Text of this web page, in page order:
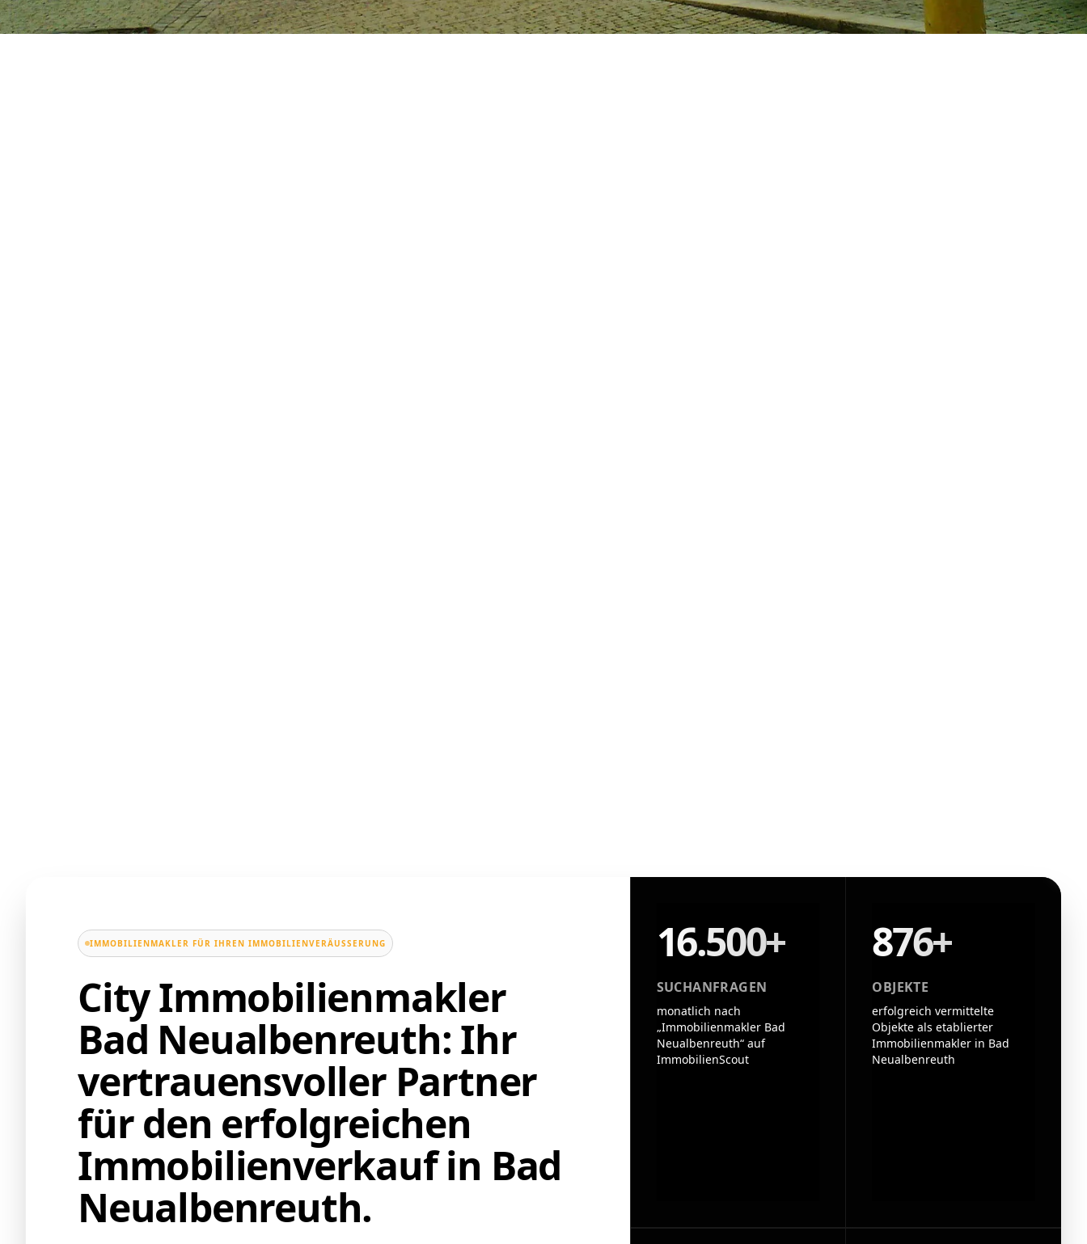
IMMOBILIENMAKLER FÜR IHREN IMMOBILIENVERÄUSSERUNG
City Immobilienmakler
Bad Neualbenreuth: Ihr
vertrauensvoller Partner
für den erfolgreichen
Immobilienverkauf in Bad
Neualbenreuth.
16.500+
SUCHANFRAGEN
monatlich nach
„Immobilienmakler Bad
Neualbenreuth“ auf
ImmobilienScout
876+
OBJEKTE
erfolgreich vermittelte
Objekte als etablierter
Immobilienmakler in Bad
Neualbenreuth